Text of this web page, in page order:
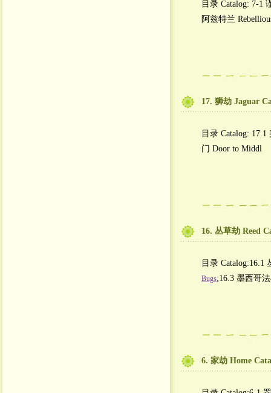
目录 Catalog: 7-1
阿兹特兰
17. 狮劫 Jaguar
目录 Catalog:
门 Door to Middl
16. 丛草劫 Reed
目录 Catalog:16.1
Bugs;16.3 墨西哥
6. 家劫 Home